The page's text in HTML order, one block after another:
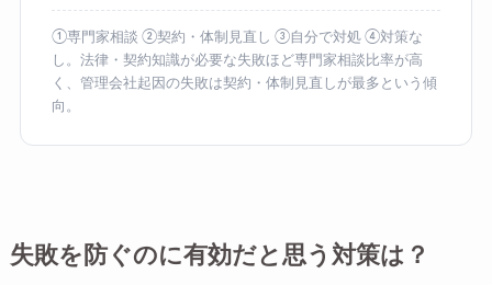
①専門家相談 ②契約・体制見直し ③自分で対処 ④対策な
し。法律・契約知識が必要な失敗ほど専門家相談比率が高
く、管理会社起因の失敗は契約・体制見直しが最多という傾
向。
失敗を防ぐのに有効だと思う対策は？